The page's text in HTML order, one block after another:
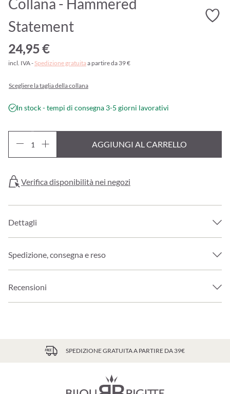
Collana - Hammered
Statement
24,95 €
incl. IVA - Spedizione gratuitaa partire da 39 €
Scegliere la taglia della collana
In stock - tempi di consegna 3-5 giorni lavorativi
AGGIUNGI AL CARRELLO
Verifica disponibilità nei negozi
Dettagli
Spedizione, consegna e reso
Recensioni
SPEDIZIONE GRATUITA A PARTIRE DA 39€